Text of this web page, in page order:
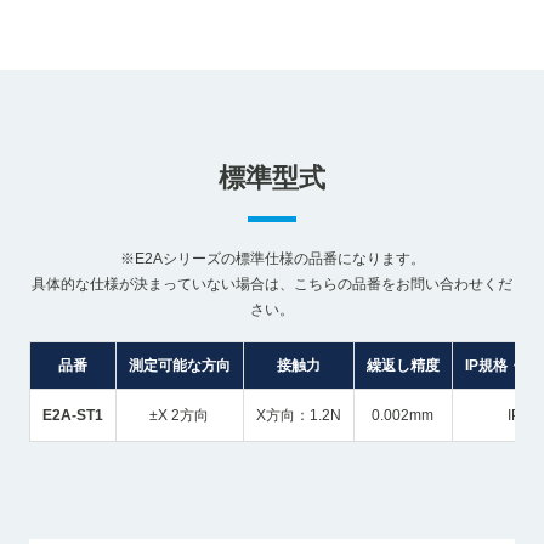
標準型式
※E2Aシリーズの標準仕様の品番になります。
具体的な仕様が決まっていない場合は、こちらの品番をお問い合わせくだ
さい。
品番 測定可能な方向 接触力 繰返し精度 IP規格・保
E2A-ST1 ±X 2方向 X方向：1.2N 0.002mm IP67